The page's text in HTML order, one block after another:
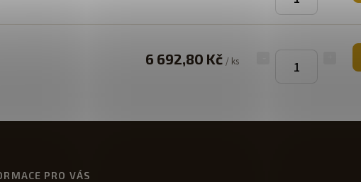
6 692,80 Kč / ks
PRO VÁS